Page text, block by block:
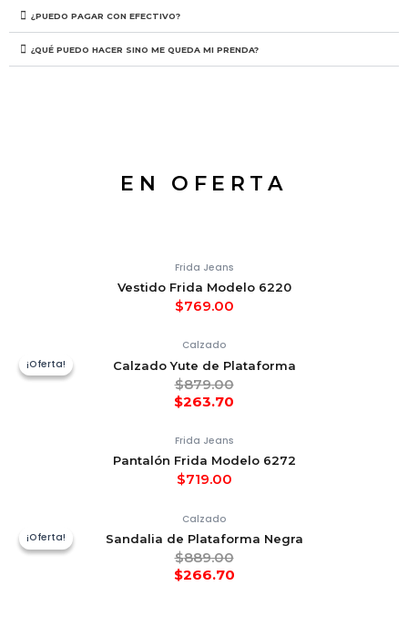
¿PUEDO PAGAR CON EFECTIVO?
¿QUÉ PUEDO HACER SINO ME QUEDA MI PRENDA?
EN OFERTA
Frida Jeans
Vestido Frida Modelo 6220
$769.00
¡Oferta!
¡Oferta!
Calzado
Calzado Yute de Plataforma
$879.00
$263.70
Frida Jeans
Pantalón Frida Modelo 6272
$719.00
¡Oferta!
¡Oferta!
Calzado
Sandalia de Plataforma Negra
$889.00
$266.70